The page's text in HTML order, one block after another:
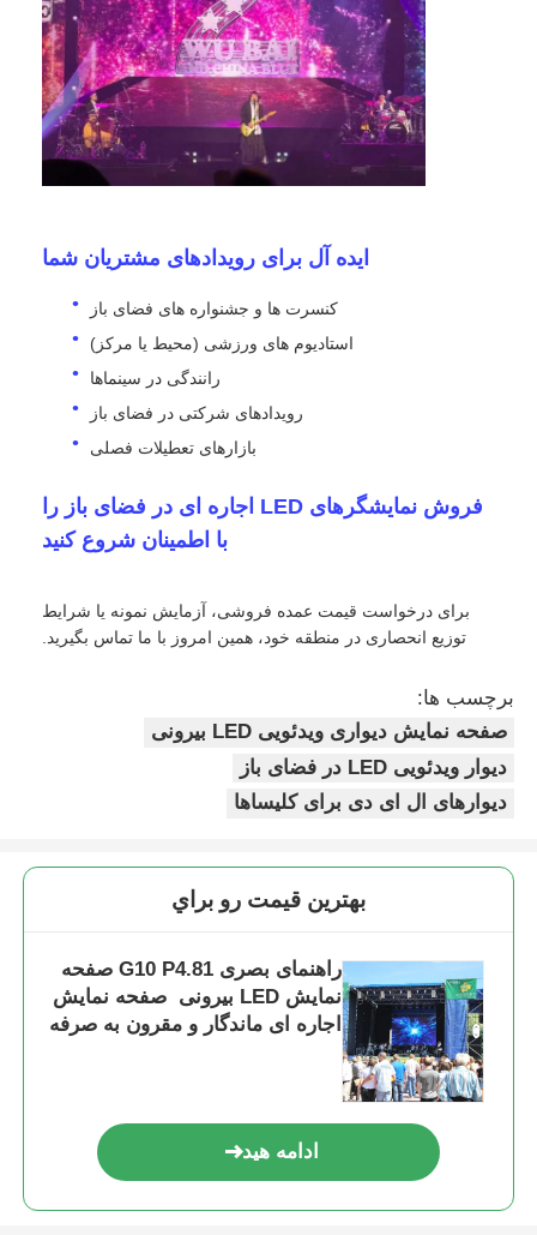
ایده آل برای رویدادهای مشتریان شما
کنسرت ها و جشنواره های فضای باز
استادیوم های ورزشی (محیط یا مرکز)
رانندگی در سینماها
رویدادهای شرکتی در فضای باز
بازارهای تعطیلات فصلی
فروش نمایشگرهای LED اجاره ای در فضای باز را
با اطمینان شروع کنید
برای درخواست قیمت عمده فروشی، آزمایش نمونه یا شرایط
توزیع انحصاری در منطقه خود، همین امروز با ما تماس بگیرید.
برچسب ها:
صفحه نمایش دیواری ویدئویی LED بیرونی
دیوار ویدئویی LED در فضای باز
دیوارهای ال ای دی برای کلیساها
بهترين قيمت رو براي
راهنمای بصری G10 P4.81 صفحه
نمایش LED بیرونی ️ صفحه نمایش
اجاره ای ماندگار و مقرون به صرفه
ادامه هید